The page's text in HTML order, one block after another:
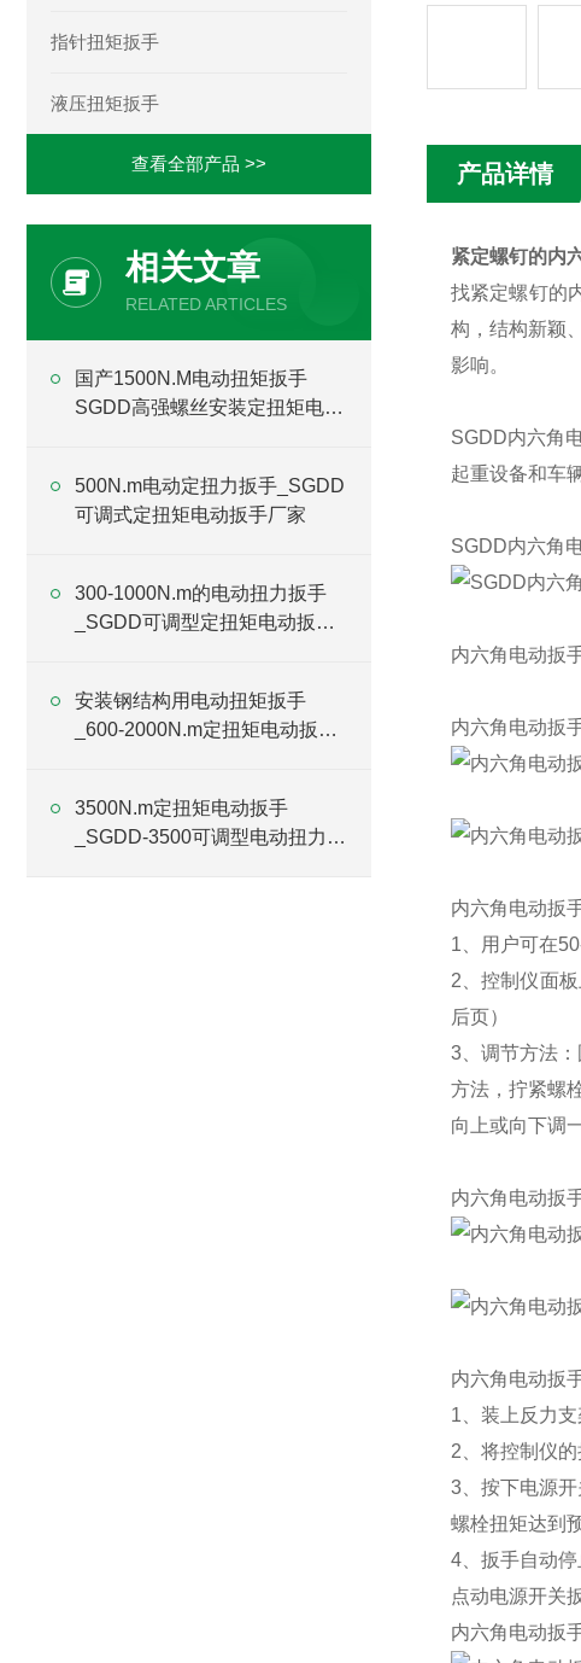
指针扭矩扳手
液压扭矩扳手
查看全部产品 >>
相关文章
RELATED ARTICLES
国产1500N.M电动扭矩扳手
SGDD高强螺丝安装定扭矩电动
500N.m电动定扭力扳手_SGDD
可调式定扭矩电动扳手厂家
300-1000N.m的电动扭力扳手
_SGDD可调型定扭矩电动扳手
安装钢结构用电动扭矩扳手
_600-2000N.m定扭矩电动扳手
3500N.m定扭矩电动扳手
_SGDD-3500可调型电动扭力扳
产品详情
紧定螺钉的内
找紧定螺钉的
构， 结构新颖
影响。
SGDD内六角
起重设备和车
SGDD内六角
内六角电动扳
内六角电动扳
内六角电动扳
1、用户可在
2、控制仪面
后页）
3、调节方法
方法，拧紧螺
向上或向下调
内六角电动扳
内六角电动扳
1、装上反力
2、将控制仪
3、按下电源
螺栓扭矩达到
4、扳手自动
点动电源开关
内六角电动扳